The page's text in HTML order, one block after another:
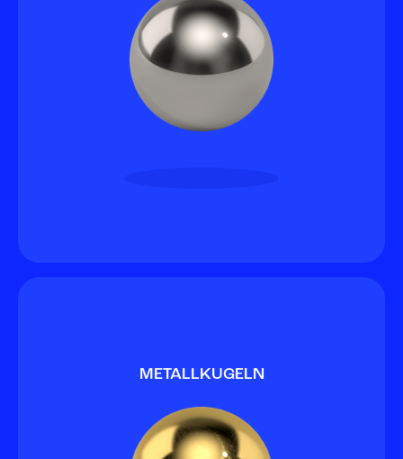
METALLKUGELN